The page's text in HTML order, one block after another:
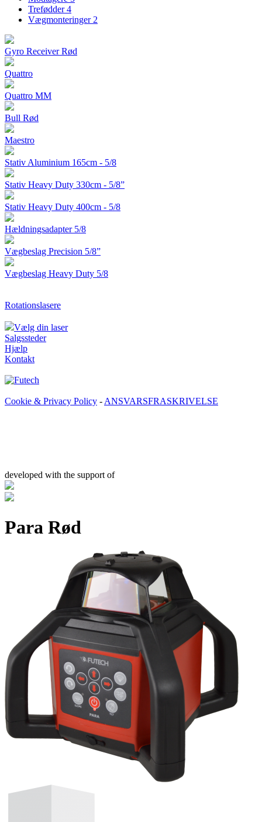
Trefødder4
Vægmonteringer 2
Gyro Receiver Rød
Quattro
Quattro MM
Bull Rød
Maestro
Stativ Aluminium 165cm - 5/8
Stativ Heavy Duty 330cm - 5/8”
Stativ Heavy Duty 400cm - 5/8
Hældningsadapter 5/8
Vægbeslag Precision 5/8”
Vægbeslag Heavy Duty 5/8
Rotationslasere
Vælg din laser
Salgssteder
Hjælp
Kontakt
Cookie & Privacy Policy - ANSVARSFRASKRIVELSE
developed with the support of
Para Rød